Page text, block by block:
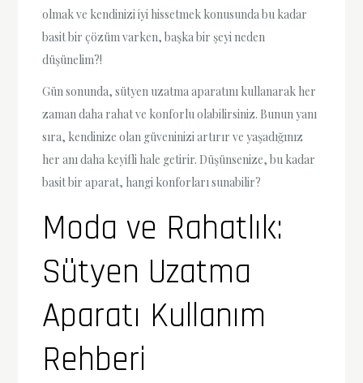
olmak ve kendinizi iyi hissetmek konusunda bu kadar
basit bir çözüm varken, başka bir şeyi neden
düşünelim?!
Gün sonunda, sütyen uzatma aparatını kullanarak her
zaman daha rahat ve konforlu olabilirsiniz. Bunun yanı
sıra, kendinize olan güveninizi artırır ve yaşadığınız
her anı daha keyifli hale getirir. Düşünsenize, bu kadar
basit bir aparat, hangi konforları sunabilir?
Moda ve Rahatlık:
Sütyen Uzatma
Aparatı Kullanım
Rehberi